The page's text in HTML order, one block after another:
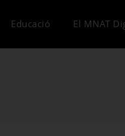
Educació El MNAT